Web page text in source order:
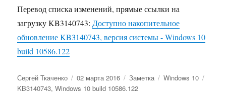
Перевод списка изменений, прямые ссылки на
загрузку KB3140743: Доступно накопительное
обновление KB3140743, версия системы - Windows 10
build 10586.122
Автор
Сергей Ткаченко Опубликовано
02 марта 2016 Формат
Заметка Рубрики
Windows 10
KB3140743,Windows 10 build 10586.122